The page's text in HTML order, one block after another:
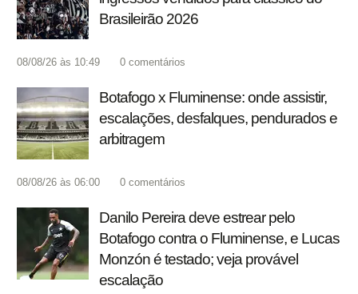
Brasileirão 2026
08/08/26 às 10:49 0 comentários
Botafogo x Fluminense: onde assistir,
escalações, desfalques, pendurados e
arbitragem
08/08/26 às 06:00 0 comentários
Danilo Pereira deve estrear pelo
Botafogo contra o Fluminense, e Lucas
Monzón é testado; veja provável
escalação